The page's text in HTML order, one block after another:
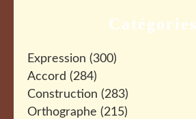
Catégories
Expression (300)
Accord (284)
Construction (283)
Orthographe (215)